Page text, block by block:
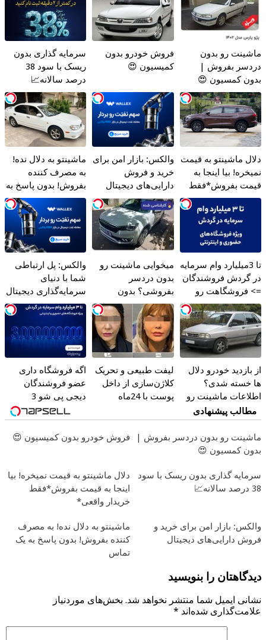
ماشینت رو بدون
دردسر بفروش |
بدون کمسیون 😍
فروش خودرو بدون
کمیسیون 😍
سرمایه گذاری بدون
ریسک با سود 38
درصد سالانه📈
دلال ماشینتو به قیمت
نمیخره! بیا اینجا به
قیمت بفروش*فقط
خریدار واقعی*
والکس: بازار امن برای
خرید و فروش
دارایی‌های دیجیتال
ماشینتو به دلال نده!
به مصرف کننده
بفروش! بدون پاسخ به
یک تماس
تا 3میلیارد وام سرمایه
در گردش فروشندگان
=> فروشگاهت رو
ثبت کن
میخوایی ماشینت رو
بدون دردسر
بفروشی؟ بدون
کمیسیون
والکس: پل ارتباطی
شما با دنیای
سرمایه‌گذاری دیجیتال
از بازدید خودرو دلال
ها خسته شدی؟
اطلاعات ماشینت رو
اینجا ثبت کن
لیفت طبیعی و تحریک
کلاژن‌سازی از داخل
پوست با 24ماه
اگه فروشگاه داری
عضو فروشندگان
دیجی پی شو 3
میلیارد وام بگیر
مطالب پیشنهادی
ماشینت رو بدون دردسر بفروش |
بدون کمسیون 😍
فروش خودرو بدون کمیسیون 😍
سرمایه گذاری بدون ریسک با سود
38 درصد سالانه📈
دلال ماشینتو به قیمت نمیخره! بیا
اینجا به قیمت بفروش*فقط
خریدار واقعی*
والکس: بازار امن برای خرید و
فروش دارایی‌های دیجیتال
ماشینتو به دلال نده! به مصرف
کننده بفروش! بدون پاسخ به یک
تماس
دیدگاهتان را بنویسید
نشانی ایمیل شما منتشر نخواهد شد. بخش‌های موردنیاز
علامت‌گذاری شده‌اند *